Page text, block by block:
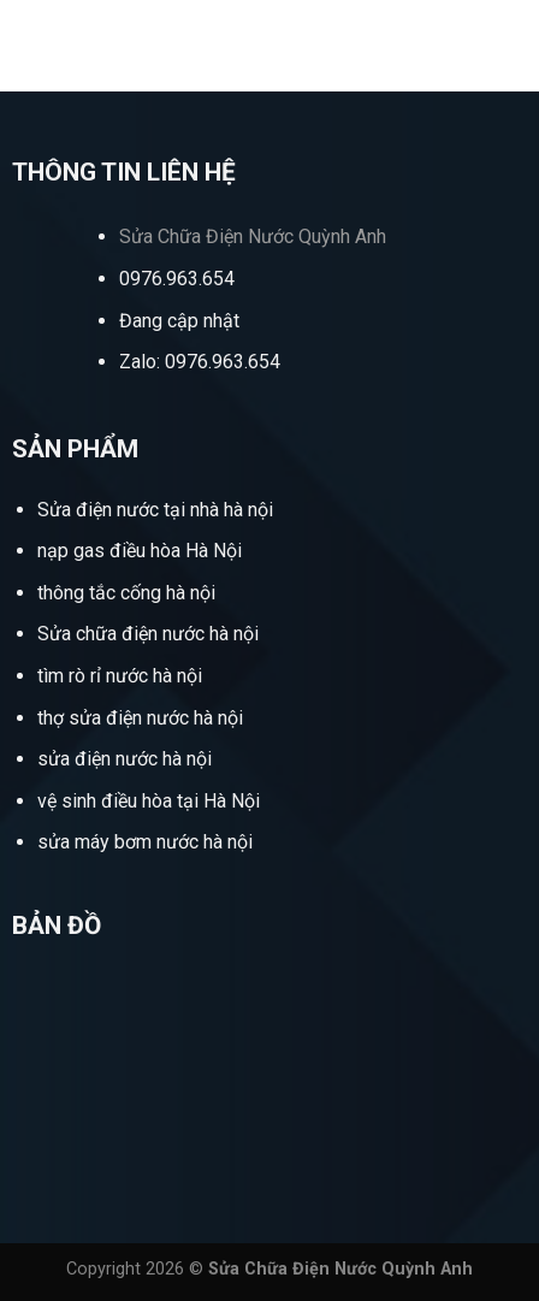
THÔNG TIN LIÊN HỆ
Sửa Chữa Điện Nước Quỳnh Anh
0976.963.654
Đang cập nhật
Zalo: 0976.963.654
SẢN PHẨM
Sửa điện nước tại nhà hà nội
nạp gas điều hòa Hà Nội
thông tắc cống hà nội
Sửa chữa điện nước hà nội
tìm rò rỉ nước hà nội
thợ sửa điện nước hà nội
sửa điện nước hà nội
vệ sinh điều hòa tại Hà Nội
sửa máy bơm nước hà nội
BẢN ĐỒ
Copyright 2026 © Sửa Chữa Điện Nước Quỳnh Anh